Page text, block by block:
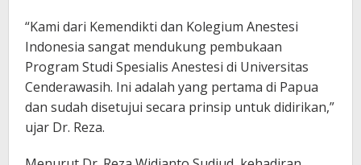
“Kami dari Kemendikti dan Kolegium Anestesi
Indonesia sangat mendukung pembukaan
Program Studi Spesialis Anestesi di Universitas
Cenderawasih. Ini adalah yang pertama di Papua
dan sudah disetujui secara prinsip untuk didirikan,”
ujar Dr. Reza.